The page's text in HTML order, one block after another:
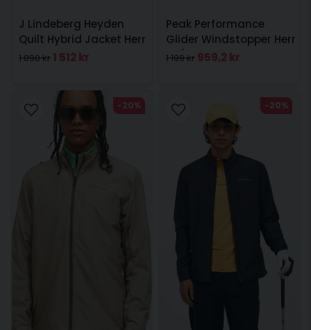
J Lindeberg Heyden
Quilt Hybrid Jacket Herr
Svart
1 890 kr 1 512 kr
Peak Performance
Glider Windstopper Herr
Grå
1 199 kr 959,2 kr
-20% -20%